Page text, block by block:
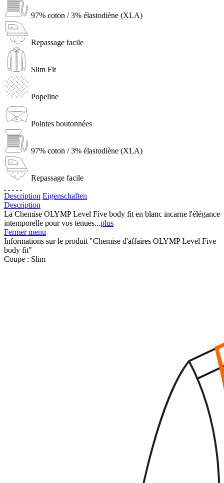
97% coton / 3% élastodiène (XLA)
Repassage facile
Slim Fit
Popeline
Pointes boutonnées
97% coton / 3% élastodiène (XLA)
Repassage facile
Description Eigenschaften
Description
La Chemise OLYMP Level Five body fit en blanc incarne l'élégance
intemporelle pour vos tenues...plus
Fermer menu
Informations sur le produit "Chemise d'affaires OLYMP Level Five
body fit"
Coupe : Slim